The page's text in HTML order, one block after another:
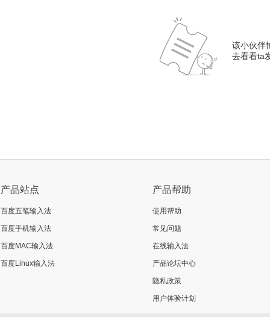
该小伙伴
去看看ta
产品站点
百度五笔输入法
百度手机输入法
百度MAC输入法
百度Linux输入法
产品帮助
使用帮助
常见问题
在线输入法
产品论坛中心
隐私政策
用户体验计划